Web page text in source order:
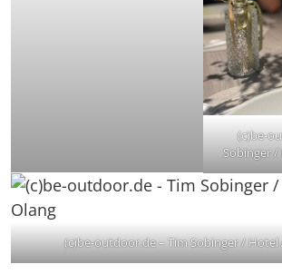
(c)be-
Sobinger /
(c)be-outdoor.de – Tim Sobinger / Hotel